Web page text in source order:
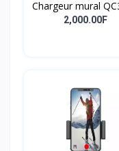
Chargeur mural
charge rapide
2,000.00F